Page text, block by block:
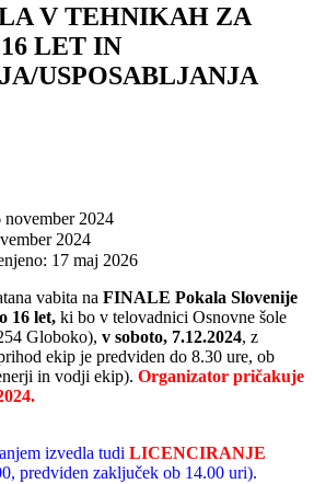
V TEHNIKAH ZA
LET IN
USPOSABLJANJA
2024
2024
17 maj 2026
vabita na FINALE Pokala Slovenije
16 let, ki bo v telovadnici Osnovne šole
Globoko), v soboto, 7.12.2024, z
ekip je predviden do 8.30 ure, ob
in vodji ekip). Organizator pričakuje
izvedla tudi LICENCIRANJE
predviden zaključek ob 14.00 uri).